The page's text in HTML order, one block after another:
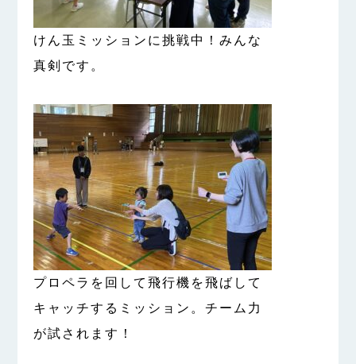
けん玉ミッションに挑戦中！みんな
真剣です。
プロペラを回して飛行機を飛ばして
キャッチするミッション。チーム力
が試されます！